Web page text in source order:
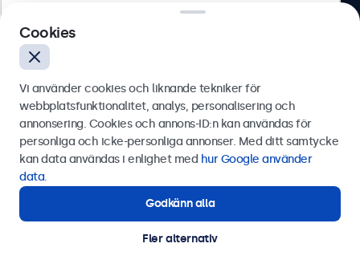
Olof Palmesgata 29, Stockholm, 111 22, Sverige
Svenska
© 2026 Beetronics
Skicka
Kontakta våra experter.
Cookies
Vi använder cookies och liknande tekniker för
webbplatsfunktionalitet, analys, personalisering och
annonsering. Cookies och annons-ID:n kan användas för
personliga och icke-personliga annonser. Med ditt samtycke
kan data användas i enlighet med hur Google använder
data.
Godkänn alla
Fler alternativ